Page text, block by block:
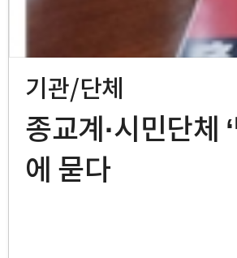
기관/단체
종교계·시민단체
에 묻다